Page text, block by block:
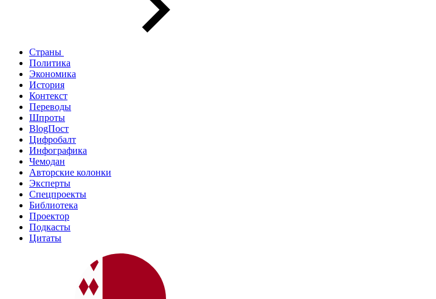
Страны
Политика
Экономика
История
Контекст
Переводы
Шпроты
BlogПост
Цифробалт
Инфографика
Чемодан
Авторские колонки
Эксперты
Спецпроекты
Библиотека
Проектор
Подкасты
Цитаты